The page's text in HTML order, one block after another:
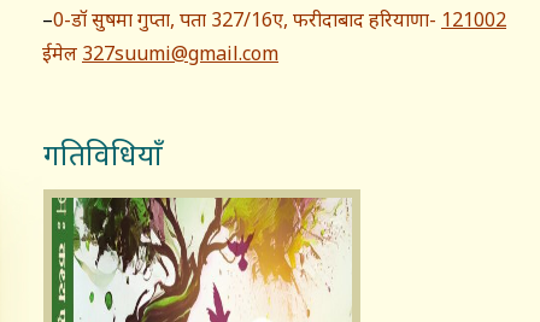
–0-डॉ सुषमा गुप्ता, पता 327/16ए, फरीदाबाद हरियाणा- 121002
ईमेल 327suumi@gmail.com
गतिविधियाँ